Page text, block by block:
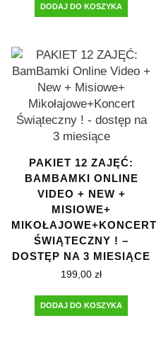
DODAJ DO KOSZYKA
PAKIET 12 ZAJĘĆ:
BAMBAMKI ONLINE
VIDEO + NEW +
MISIOWE+
MIKOŁAJOWE+KONCERT
ŚWIĄTECZNY ! –
DOSTĘP NA 3 MIESIĄCE
199,00zł
DODAJ DO KOSZYKA